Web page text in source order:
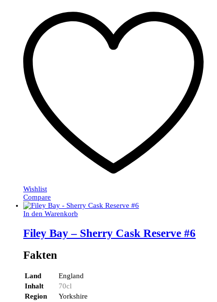
Wishlist
Compare
In den Warenkorb
Filey Bay – Sherry Cask Reserve #6
Fakten
Land
England
Inhalt
70cl
Region
Yorkshire